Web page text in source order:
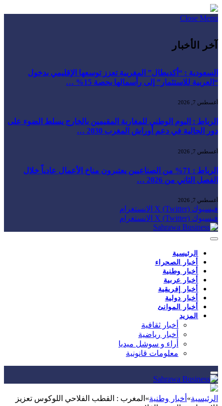
Close Menu
آخر الأخبار
السعودية : “أكديطال” المغربية تعزز توسعها الإقليمي بدخول
“العربية للاستثمار” إلى رأسمالها بحصة 15% …
أغسطس 7, 2026
الرباط : اليوم الوطني للمغاربة المقيمين بالخارج يسلط الضوء على
دور الجالية في دعم أوراش المغرب 2030 …
أغسطس 7, 2026
الرباط : 71% من الصناعيين يعتبرون مناخ الأعمال عادياً خلال
الفصل الثاني من 2026 …
أغسطس 7, 2026
فيسبوك X (Twitter) الانستغرام
فيسبوك X (Twitter) الانستغرام
الرئيسية
أخبار الصحراء
أخبار وطنية
أخبار عربية
أخبار إفريقية
أخبار دولية
أخبار الموانئ
المزيد
أخبار ثقافية
أخبار رياضية
أراء و سوشل ميديا
معلومات قانونية
الرئيسية» أخبار وطنية» المغرب : القطب الفلاحي اللوكوس تعزيز